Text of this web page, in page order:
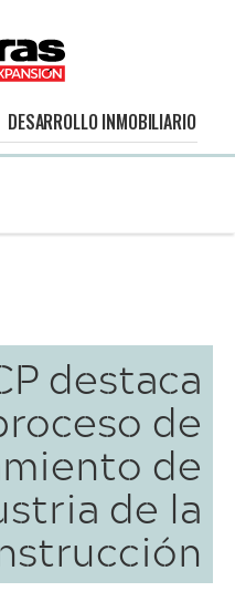
DESARROLLO INMOBILIARIO
destaca
de
de
de la